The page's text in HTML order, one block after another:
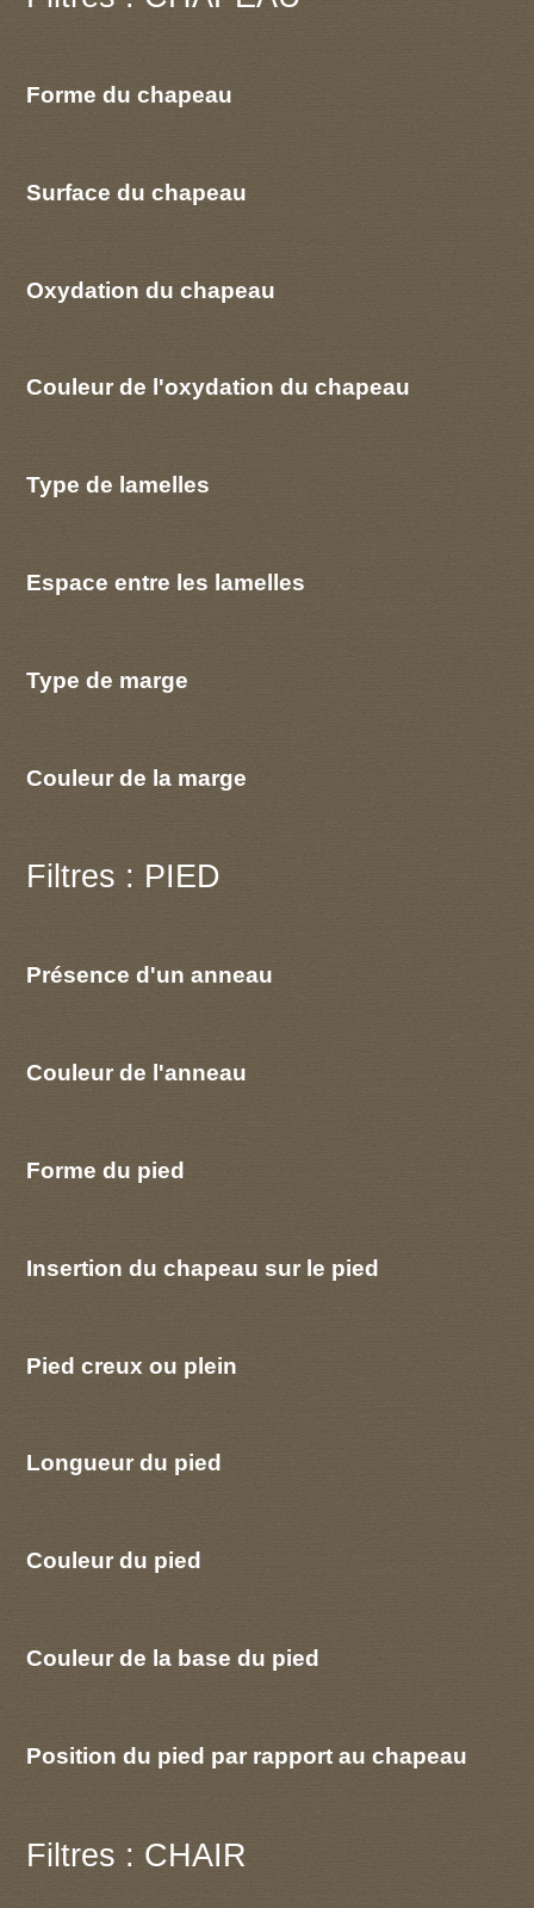
Forme du chapeau
Surface du chapeau
Oxydation du chapeau
Couleur de l'oxydation du chapeau
Type de lamelles
Espace entre les lamelles
Type de marge
Couleur de la marge
Filtres : PIED
Présence d'un anneau
Couleur de l'anneau
Forme du pied
Insertion du chapeau sur le pied
Pied creux ou plein
Longueur du pied
Couleur du pied
Couleur de la base du pied
Position du pied par rapport au chapeau
Filtres : CHAIR